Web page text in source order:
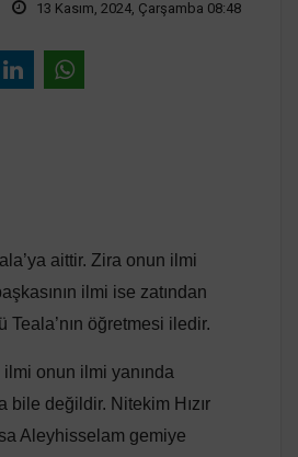
13 Kasım, 2024, Çarşamba 08:48
aittir. Zira onun ilmi
ilmi ise zatından
Teala’nın öğretmesi iledir.
ilmi onun ilmi yanında
bile değildir. Nitekim Hızır
Aleyhisselam gemiye